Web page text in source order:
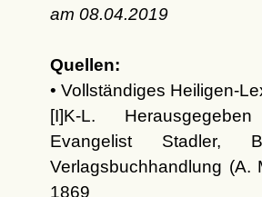
am 08.04.2019
Quellen:
• Vollständiges Heiligen-
[I]K-L.
Evangelist Stadler,
Verlagsbuchhandlung (A.
1869